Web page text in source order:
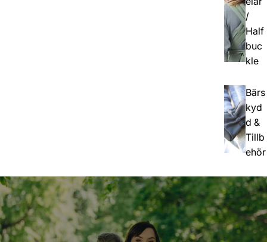
/
Half
buc
kle
Bärs
kyd
d &
Tillb
ehör